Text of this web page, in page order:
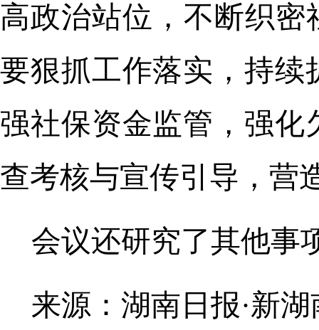
高政治站位，不断织密
要狠抓工作落实，持续
强社保资金监管，强
查考核与宣传引导，营
会议还研究了其他事
来源：湖南日报·新